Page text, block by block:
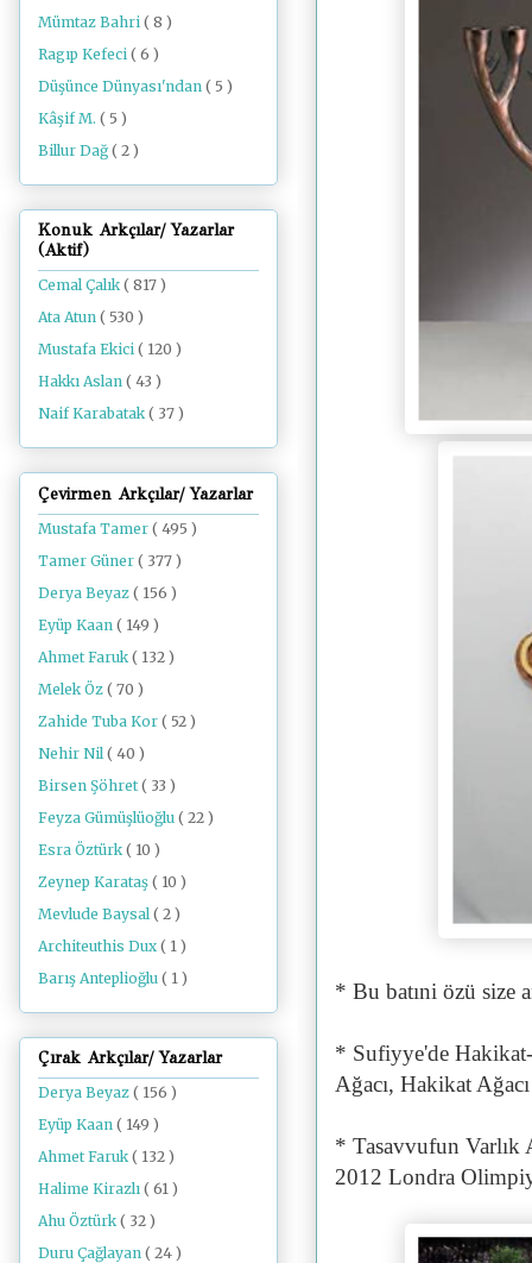
* Bu batıni özü size
* Sufiyye'de
Ağacı, Hakikat
* Tasavvufun Varlık
2012 Londra
Mümtaz Bahri ( 8 )
Ragıp Kefeci ( 6 )
Düşünce Dünyası'ndan ( 5 )
Kâşif M. ( 5 )
Billur Dağ ( 2 )
Konuk Arkçılar/ Yazarlar
(Aktif)
Cemal Çalık( 817 )
Ata Atun ( 530 )
Mustafa Ekici ( 120 )
Hakkı Aslan ( 43 )
Naif Karabatak( 37 )
Çevirmen Arkçılar/ Yazarlar
Mustafa Tamer ( 495 )
Tamer Güner ( 377 )
Derya Beyaz ( 156 )
Eyüp Kaan ( 149 )
Ahmet Faruk ( 132 )
Melek Öz ( 70 )
Zahide Tuba Kor ( 52 )
Nehir Nil ( 40 )
Birsen Şöhret ( 33 )
Feyza Gümüşlüoğlu ( 22 )
Esra Öztürk ( 10 )
Zeynep Karataş ( 10 )
Mevlude Baysal ( 2 )
Architeuthis Dux ( 1 )
Barış Anteplioğlu ( 1 )
Çırak Arkçılar/ Yazarlar
Derya Beyaz ( 156 )
Eyüp Kaan ( 149 )
Ahmet Faruk ( 132 )
Halime Kirazlı ( 61 )
Ahu Öztürk ( 32 )
Duru Çağlayan ( 24 )